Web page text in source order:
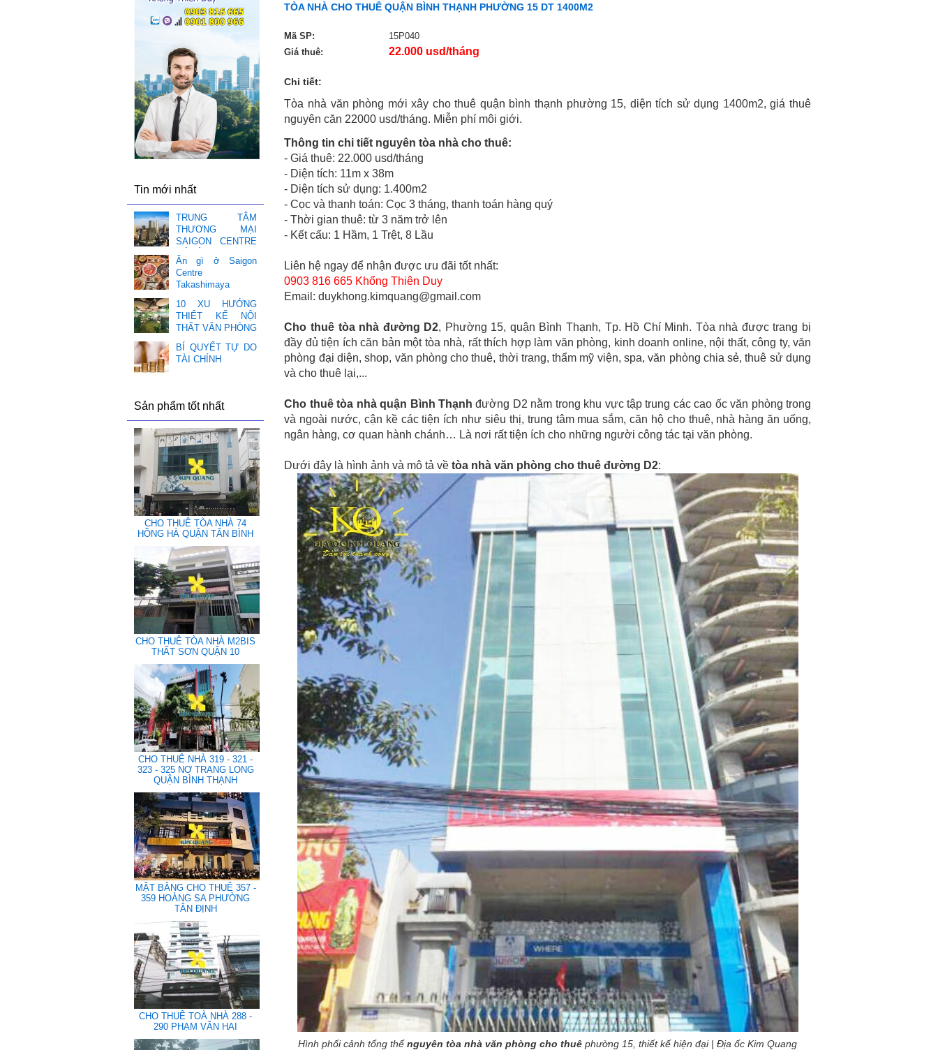
TÒA NHÀ CHO THUÊ QUẬN BÌNH THẠNH PHƯỜNG 15 DT 1400M2
Mã SP:
15P040
Giá thuê:
22.000 usd/tháng
Chi tiết:
Tòa nhà văn phòng mới xây cho thuê quận bình thạnh phường 15, diện tích sử dụng 1400m2, giá thuê
nguyên căn 22000 usd/tháng. Miễn phí môi giới.
Thông tin chi tiết nguyên tòa nhà cho thuê:
-Giá thuê: 22.000 usd/tháng
- Diện tích: 11m x 38m
- Diện tích sử dụng: 1.400m2
-Cọc và thanh toán: Cọc 3 tháng, thanh toán hàng quý
-Thời gian thuê: từ 3 năm trở lên
- Kết cấu: 1 Hầm, 1 Trệt, 8 Lầu
Liên hệ ngay để nhận được ưu đãi tốt nhất:
0903 816 665 Khổng Thiên Duy
Email: duykhong.kimquang@gmail.com
Cho thuê tòa nhà đường D2, Phường 15, quận Bình Thạnh, Tp. Hồ Chí Minh. Tòa nhà được trang bị
đầy đủ tiện ích căn bản một tòa nhà, rất thích hợp làm văn phòng, kinh doanh online, nội thất, công ty, văn
phòng đại diện, shop, văn phòng cho thuê, thời trang, thẩm mỹ viện, spa, văn phòng chia sẻ, thuê sử dụng
và cho thuê lại,...
Cho thuê tòa nhà quận Bình Thạnh đường D2 nằm trong khu vực tập trung các cao ốc văn phòng trong
và ngoài nước, cận kề các tiện ích như siêu thị, trung tâm mua sắm, căn hộ cho thuê, nhà hàng ăn uống,
ngân hàng, cơ quan hành chánh… Là nơi rất tiện ích cho những người công tác tại văn phòng.
Dưới đây là hình ảnh và mô tả vềtòa nhà văn phòng cho thuêđường D2:
Hình phối cảnh tổng thểnguyên tòa nhà văn phòng cho thuêphường 15, thiết kế hiện đại | Địa ốc Kim Quang
Tin mới nhất
TRUNG TÂM
THƯƠNG MẠI
SAIGON CENTRE
CÓ GÌ HOT ❤️
Ăn gì ở Saigon
Centre
Takashimaya
10 XU HƯỚNG
THIẾT KẾ NỘI
THẤT VĂN PHÒNG
BÍ QUYẾT TỰ DO
TÀI CHÍNH
Sản phẩm tốt nhất
CHO THUÊ TÒA NHÀ 74
HỒNG HÀ QUẬN TÂN BÌNH
CHO THUÊ TÒA NHÀ M2BIS
THẤT SƠN QUẬN 10
CHO THUÊ NHÀ 319 - 321 -
323 - 325 NƠ TRANG LONG
QUẬN BÌNH THẠNH
MẶT BẰNG CHO THUÊ 357 -
359 HOÀNG SA PHƯỜNG
TÂN ĐỊNH
CHO THUÊ TOÀ NHÀ 288 -
290 PHẠM VĂN HAI